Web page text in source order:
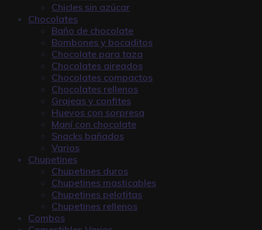
Chicles sin azúcar
Chocolates
Baño de chocolate
Bombones y bocaditos
Chocolate para taza
Chocolates aireados
Chocolates compactos
Chocolates rellenos
Grajeas y confites
Huevos con sorpresa
Maní con chocolate
Snacks bañados
Varios
Chupetines
Chupetines duros
Chupetines masticables
Chupetines pelotitas
Chupetines rellenos
Combos